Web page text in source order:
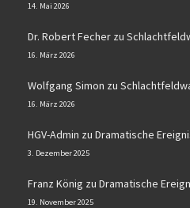
14. Mai 2026
Dr. Robert Fecher zu
16. März 2026
Wolfgang Simon zu
16. März 2026
HGV-Admin zu Dramatische
3. Dezember 2025
Franz König zu Dramatische
19. November 2025